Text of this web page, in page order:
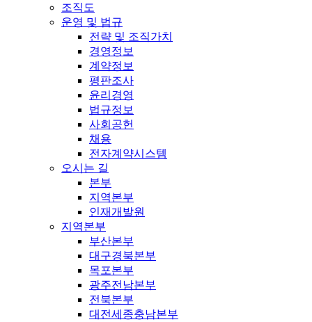
조직도
운영 및 법규
전략 및 조직가치
경영정보
계약정보
평판조사
윤리경영
법규정보
사회공헌
채용
전자계약시스템
오시는 길
본부
지역본부
인재개발원
지역본부
부산본부
대구경북본부
목포본부
광주전남본부
전북본부
대전세종충남본부